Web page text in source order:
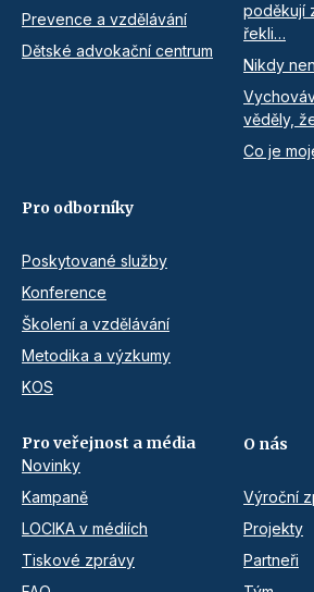
Prevence a vzdělávání
Dětské advokační centrum
poděkují
řekli…
Nikdy
věděly,
Co je
Pro odborníky
Poskytované služby
Konference
Školení a vzdělávání
Metodika a výzkumy
KOS
Pro veřejnost a média
Novinky
Kampaně
LOCIKA v médiích
Tiskové zprávy
O nás
Výroční
Projekty
Partneři